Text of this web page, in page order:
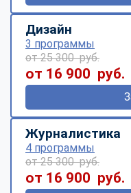
Дизайн
3 программы
от 25 300 руб.
от 16 900 руб.
Журналистика
4 программы
от 25 300 руб.
от 16 900 руб.